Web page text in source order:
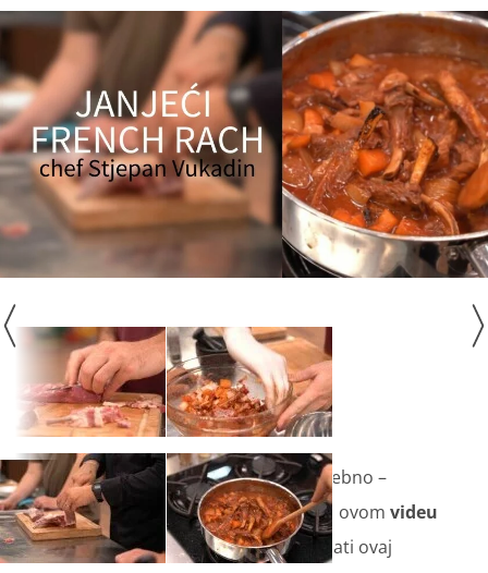
Chef Vukadin prelazi na nešto posebno –
savršeni french rach od janjetine! U ovom videu
pokazat će kako pripremiti i oblikovati ovaj